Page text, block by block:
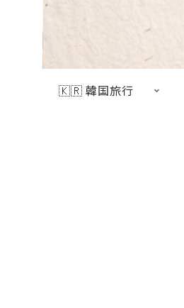
🇰🇷 韓国旅行